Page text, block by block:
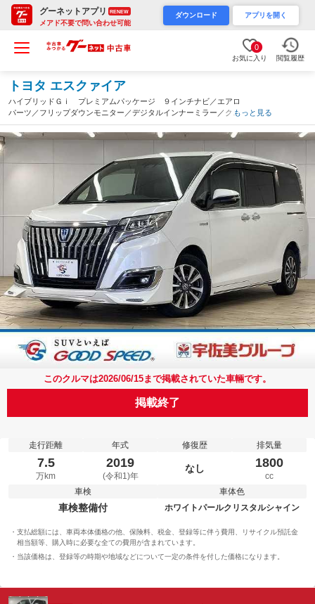
グーネットアプリ RENEW
メアド不要で問い合わせ可能
ダウンロード アプリを開く
0
お気に入り 閲覧履歴
トヨタ エスクァイア
ハイブリッドＧｉ プレミアムパッケージ ９インチナビ／エアロ
パーツ／フリップダウンモニター／デジタルインナーミラー／クル
ーズコントントロール／シートヒーター／ステアリングヒーター／
バックカメラ／コーナーセンサー／ＥＴＣ（静岡県）
もっと見る
このクルマは2026/06/15まで掲載されていた車輛です。
掲載終了
走行距離
7.5
万km
年式
2019
(令和1)年
修復歴
なし
排気量
1800
cc
車検
車検整備付
車体色
ホワイトパールクリスタルシャイン
支払総額には、車両本体価格の他、保険料、税金、登録等に伴う費用、リサイクル預託金
相当額等、購入時に必要な全ての費用が含まれています。
当該価格は、登録等の時期や地域などについて一定の条件を付した価格になります。